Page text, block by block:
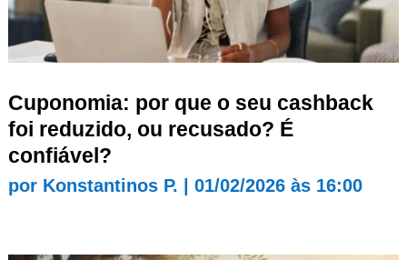
Cuponomia: por que o seu cashback
foi reduzido, ou recusado? É
confiável?
por Konstantinos P. 01/02/2026 às 16:00